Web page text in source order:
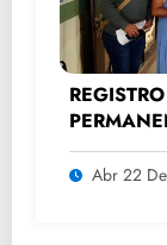
ADULTOS
Abr 22